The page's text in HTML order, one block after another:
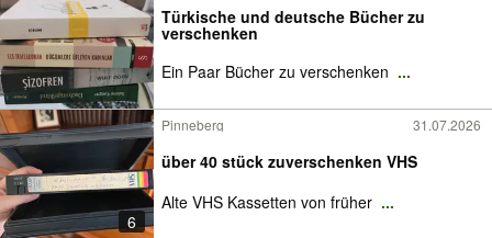
Türkische und deutsche Bücher zu
verschenken
Ein Paar Bücher zu verschenken ...
6
Pinneberg 31.07.2026
über 40 stück zuverschenken VHS
Alte VHS Kassetten von früher ...